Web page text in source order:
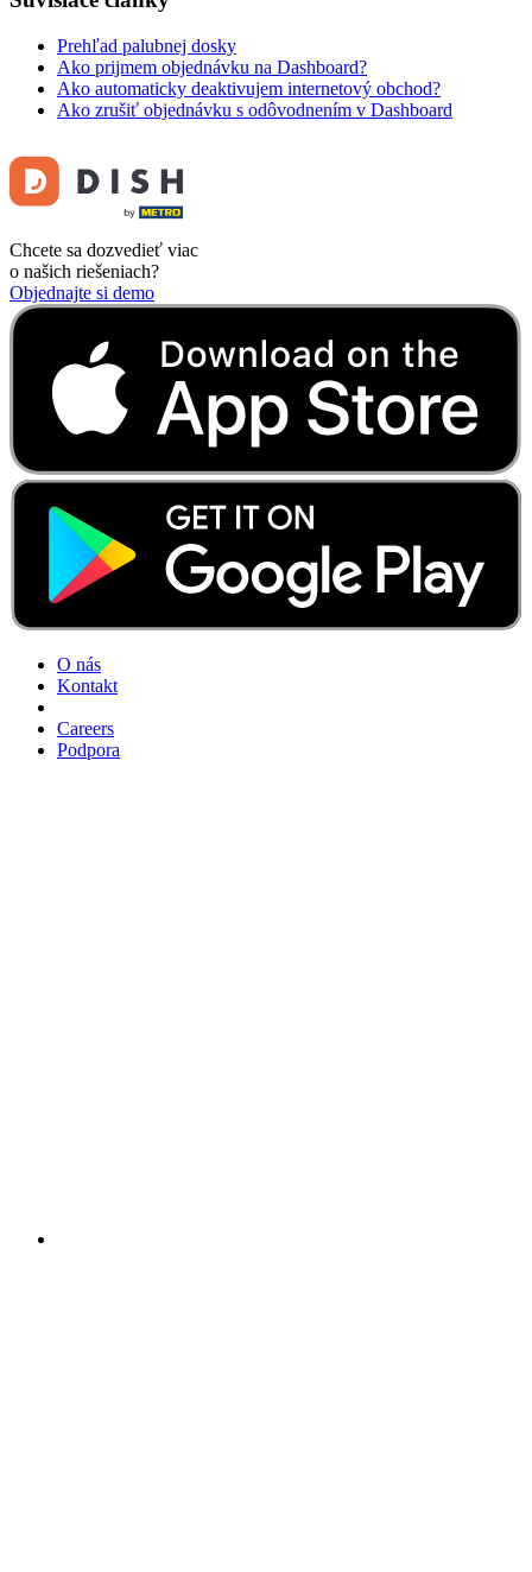
Prehľad palubnej dosky
Ako prijmem objednávku na Dashboard?
Ako automaticky deaktivujem internetový obchod?
Ako zrušiť objednávku s odôvodnením v Dashboard
Chcete sa dozvedieť viac
o našich riešeniach?
Objednajte si demo
O nás
Kontakt
Careers
Podpora